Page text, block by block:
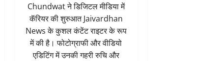
Chundwat ने डिजिटल मीडिया में
कॅरियर की शुरुआत Jaivardhan
News के कुशल कंटेंट राइटर के रूप
में की है। फोटोग्राफी और वीडियो
एडिटिंग में उनकी गहरी रुचि और